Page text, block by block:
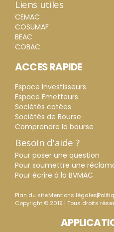
Liens utiles
CEMAC
COSUMAF
BEAC
COBAC
ACCES RAPIDE
Espace Investisseurs
Espace Emetteurs
Sociétés cotées
Sociétés de Bourse
Comprendre la bourse
Besoin d'aide ?
Pour poser une question
Pour soumettre une
Pour écrire à la BVMAC
Plan du siteMentions légales
Copyright © 2019 | Tous droits